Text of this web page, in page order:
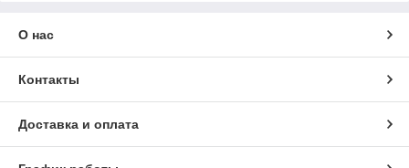
О нас
Контакты
Доставка и оплата